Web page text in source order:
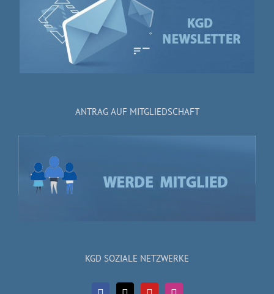
ANTRAG AUF MITGLIEDSCHAFT
KGD SOZIALE NETZWERKE